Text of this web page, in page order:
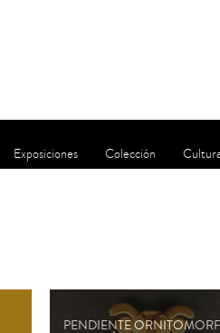
Exposiciones Colección
PENDIENTE